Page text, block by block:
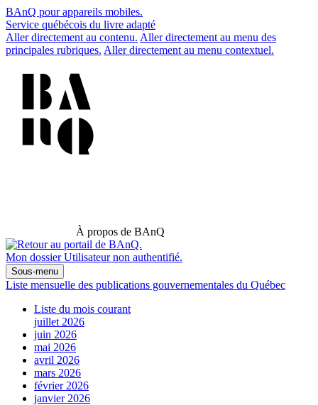
BAnQ pour appareils mobiles.
Service québécois du livre adapté
Aller directement au contenu. Aller directement au menu des
principales rubriques. Aller directement au menu contextuel.
À propos de BAnQ
Mon dossier Utilisateur non authentifié.
Sous-menu
Liste mensuelle des publications gouvernementales du Québec
Liste du mois courant
juillet 2026
juin 2026
mai 2026
avril 2026
mars 2026
février 2026
janvier 2026